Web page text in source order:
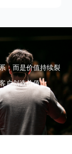
，而是价值持续裂
户创造价值。